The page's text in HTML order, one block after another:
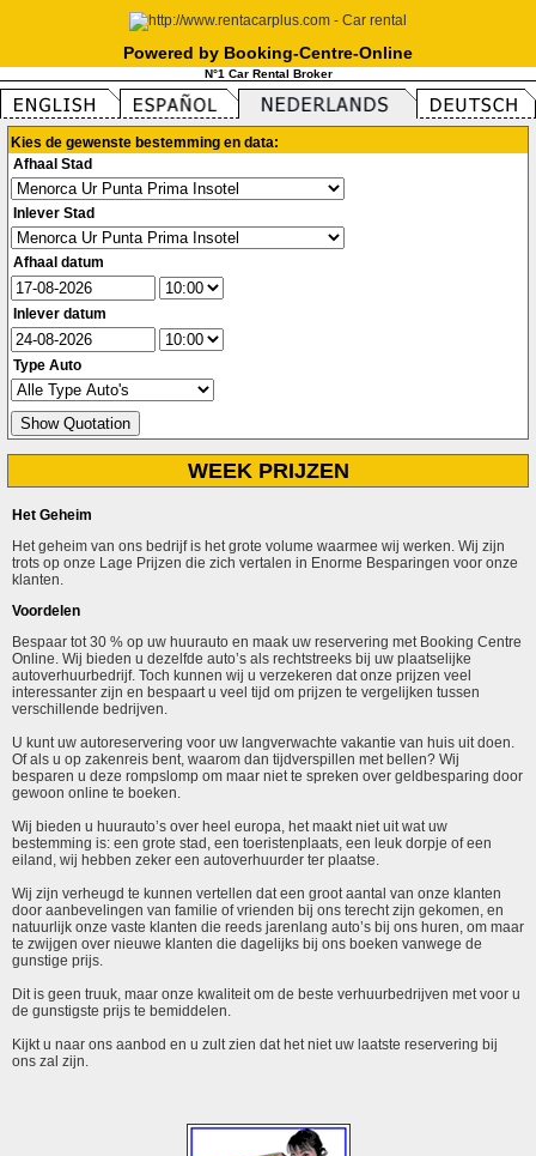
Powered by Booking-Centre-Online
N°1 Car Rental Broker
Kies de gewenste bestemming en data:
Afhaal Stad
Inlever Stad
Afhaal datum
Inlever datum
Type Auto
WEEK PRIJZEN
Het Geheim
Het geheim van ons bedrijf is het grote volume waarmee wij werken. Wij zijn
trots op onze Lage Prijzen die zich vertalen in Enorme Besparingen voor onze
klanten.
Voordelen
Bespaar tot 30 % op uw huurauto en maak uw reservering met Booking Centre
Online. Wij bieden u dezelfde auto’s als rechtstreeks bij uw plaatselijke
autoverhuurbedrijf. Toch kunnen wij u verzekeren dat onze prijzen veel
interessanter zijn en bespaart u veel tijd om prijzen te vergelijken tussen
verschillende bedrijven.
U kunt uw autoreservering voor uw langverwachte vakantie van huis uit doen.
Of als u op zakenreis bent, waarom dan tijdverspillen met bellen? Wij
besparen u deze rompslomp om maar niet te spreken over geldbesparing door
gewoon online te boeken.
Wij bieden u huurauto’s over heel europa, het maakt niet uit wat uw
bestemming is: een grote stad, een toeristenplaats, een leuk dorpje of een
eiland, wij hebben zeker een autoverhuurder ter plaatse.
Wij zijn verheugd te kunnen vertellen dat een groot aantal van onze klanten
door aanbevelingen van familie of vrienden bij ons terecht zijn gekomen, en
natuurlijk onze vaste klanten die reeds jarenlang auto’s bij ons huren, om maar
te zwijgen over nieuwe klanten die dagelijks bij ons boeken vanwege de
gunstige prijs.
Dit is geen truuk, maar onze kwaliteit om de beste verhuurbedrijven met voor u
de gunstigste prijs te bemiddelen.
Kijkt u naar ons aanbod en u zult zien dat het niet uw laatste reservering bij
ons zal zijn.